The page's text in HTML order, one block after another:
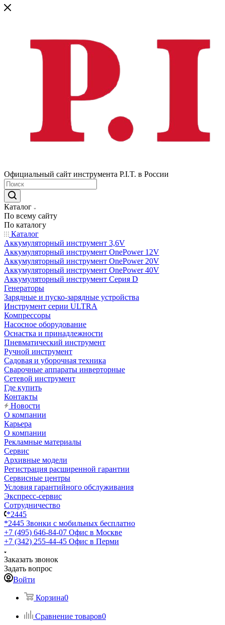
Официальный сайт инструмента P.I.T. в России
Каталог
По всему сайту
По каталогу
Каталог
Аккумуляторный инструмент 3,6V
Аккумуляторный инструмент OnePower 12V
Аккумуляторный инструмент OnePower 20V
Аккумуляторный инструмент OnePower 40V
Аккумуляторный инструмент Серия D
Генераторы
Зарядные и пуско-зарядные устройства
Инструмент серии ULTRA
Компрессоры
Насосное оборудование
Оснастка и принадлежности
Пневматический инструмент
Ручной инструмент
Садовая и уборочная техника
Сварочные аппараты инверторные
Сетевой инструмент
Где купить
Контакты
Новости
О компании
Карьера
О компании
Рекламные материалы
Сервис
Архивные модели
Регистрация расширенной гарантии
Сервисные центры
Условия гарантийного обслуживания
Экспресс-сервис
Сотрудничество
*2445
*2445 Звонки с мобильных бесплатно
+7 (495) 646-84-07 Офис в Москве
+7 (342) 255-44-45 Офис в Перми
Заказать звонок
Задать вопрос
Войти
Корзина0
Сравнение товаров0